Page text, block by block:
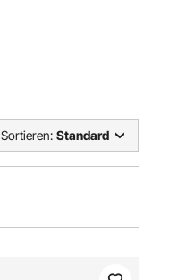
Sortieren: Standard